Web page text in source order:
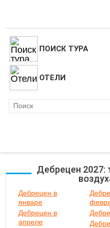
ПОИСК ТУРА
ОТЕЛИ
Дебрецен 2027:
Дебрецен в
январе
Дебрецен в
апреле